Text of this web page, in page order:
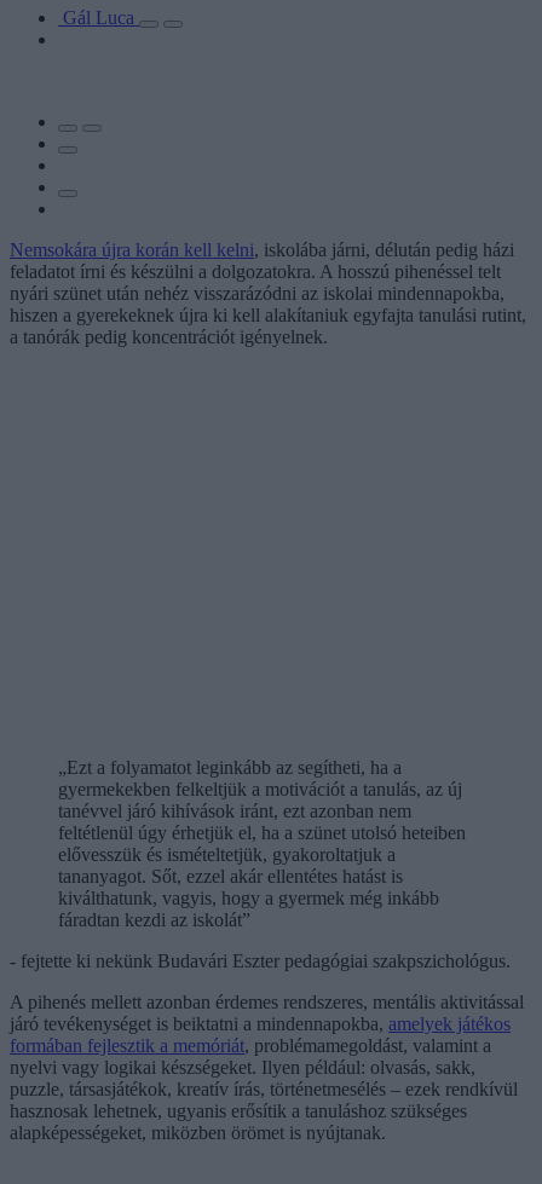
Gál Luca
Nemsokára újra korán kell kelni, iskolába járni, délután pedig házi
feladatot írni és készülni a dolgozatokra. A hosszú pihenéssel telt
nyári szünet után nehéz visszarázódni az iskolai mindennapokba,
hiszen a gyerekeknek újra ki kell alakítaniuk egyfajta tanulási rutint,
a tanórák pedig koncentrációt igényelnek.
„Ezt a folyamatot leginkább az segítheti, ha a
gyermekekben felkeltjük a motivációt a tanulás, az új
tanévvel járó kihívások iránt, ezt azonban nem
feltétlenül úgy érhetjük el, ha a szünet utolsó heteiben
elővesszük és ismételtetjük, gyakoroltatjuk a
tananyagot. Sőt, ezzel akár ellentétes hatást is
kiválthatunk, vagyis, hogy a gyermek még inkább
fáradtan kezdi az iskolát”
- fejtette ki nekünk Budavári Eszter pedagógiai szakpszichológus.
A pihenés mellett azonban érdemes rendszeres, mentális aktivitással
járó tevékenységet is beiktatni a mindennapokba, amelyek játékos
formában fejlesztik a memóriát, problémamegoldást, valamint a
nyelvi vagy logikai készségeket. Ilyen például: olvasás, sakk,
puzzle, társasjátékok, kreatív írás, történetmesélés – ezek rendkívül
hasznosak lehetnek, ugyanis erősítik a tanuláshoz szükséges
alapképességeket, miközben örömet is nyújtanak.